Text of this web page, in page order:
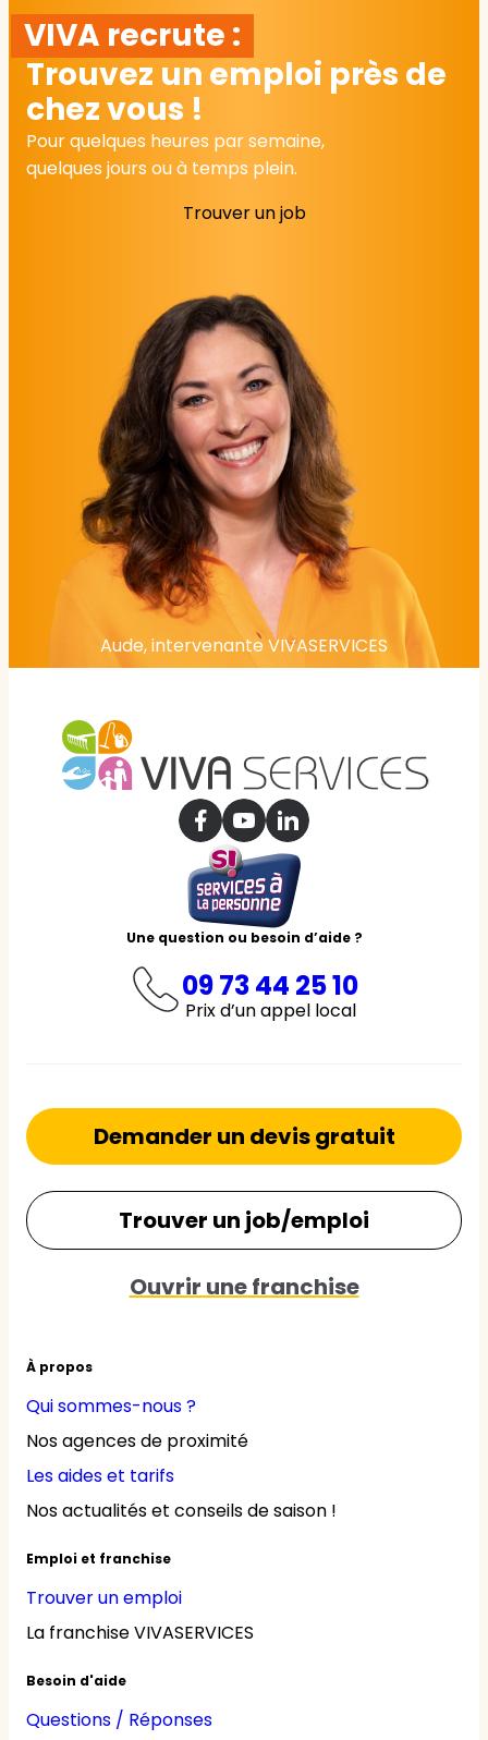
VIVA recrute :
Trouvez un emploi près de
chez vous !
Pour quelques heures par semaine,
quelques jours ou à temps plein.
Trouver un job
Aude, intervenante VIVASERVICES
Une question ou besoin d’aide ?
09 73 44 25 10
Prix d’un appel local
À propos
Qui sommes-nous ?
Nos agences de proximité
Les aides et tarifs
Nos actualités et conseils de saison !
Emploi et franchise
Trouver un emploi
La franchise VIVASERVICES
Besoin d'aide
Questions / Réponses
Demander un devis gratuit
Trouver un job/emploi
Ouvrir une franchise